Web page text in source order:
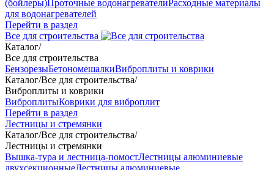
(бойлеры)Проточные водонагревателиРасходные материалы
для водонагревателей
Перейти в раздел
Все для строительства
Каталог/
Все для строительства
БензорезыБетономешалкиВиброплиты и коврики
Каталог/Все для строительства/
Виброплиты и коврики
ВиброплитыКоврики для виброплит
Перейти в раздел
Лестницы и стремянки
Каталог/Все для строительства/
Лестницы и стремянки
Вышка-тура и лестница-помостЛестницы алюминиевые
двухсекционныеЛестницы алюминиевые